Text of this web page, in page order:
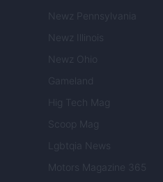
Newz Pennsylvania
Newz Illinois
Newz Ohio
Gameland
Hig Tech Mag
Scoop Mag
Lgbtqia News
Motors Magazine 365